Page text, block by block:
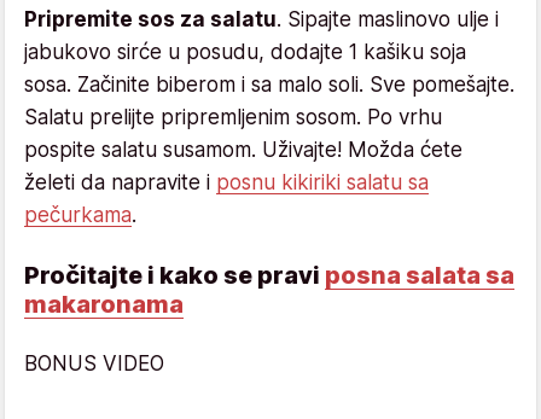
Pripremite sos za salatu. Sipajte maslinovo ulje i
jabukovo sirće u posudu, dodajte 1 kašiku soja
sosa. Začinite biberom i sa malo soli. Sve pomešajte.
Salatu prelijte pripremljenim sosom. Po vrhu
pospite salatu susamom. Uživajte! Možda ćete
želeti da napravite i posnu kikiriki salatu sa
pečurkama.
Pročitajte i kako se pravi posna salata sa
makaronama
BONUS VIDEO